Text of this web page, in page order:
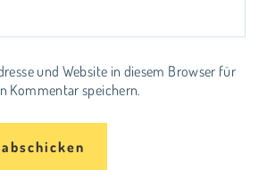
und Website in diesem Browser für
Kommentar speichern.